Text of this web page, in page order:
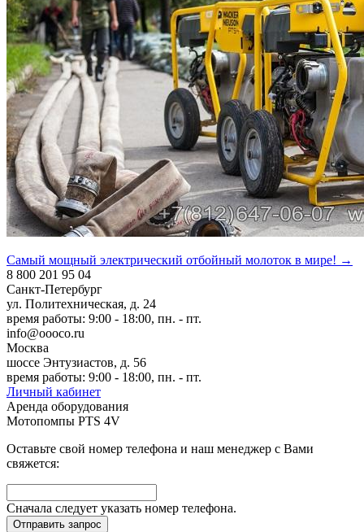
Самый мощный электрический отбойный молоток в мире! →
8 800 201 95 04
Санкт-Петербург
ул. Политехническая, д. 24
время работы: 9:00 - 18:00, пн. - пт.
info@oooco.ru
Москва
шоссе Энтузиастов, д. 56
время работы: 9:00 - 18:00, пн. - пт.
Личный кабинет
Аренда оборудования
Мотопомпы PTS 4V
Оставьте свой номер телефона и наш менеджер с Вами
свяжется:
Сначала следует указать номер телефона.
Отправить запрос